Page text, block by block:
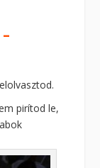
pirítod le,